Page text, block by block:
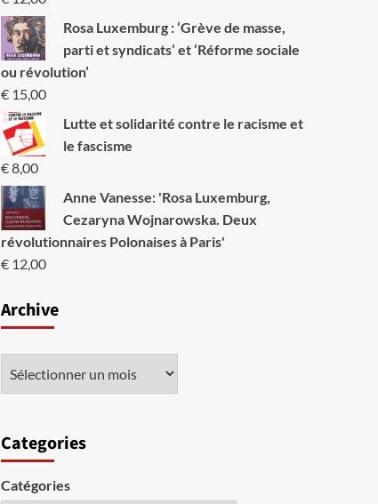
Rosa Luxemburg : ‘Grève de masse,
parti et syndicats’ et ‘Réforme sociale
ou révolution’
€15,00
Lutte et solidarité contre le racisme et
le fascisme
€8,00
Anne Vanesse: 'Rosa Luxemburg,
Cezaryna Wojnarowska. Deux
révolutionnaires Polonaises à Paris'
€12,00
Archive
Categories
Catégories